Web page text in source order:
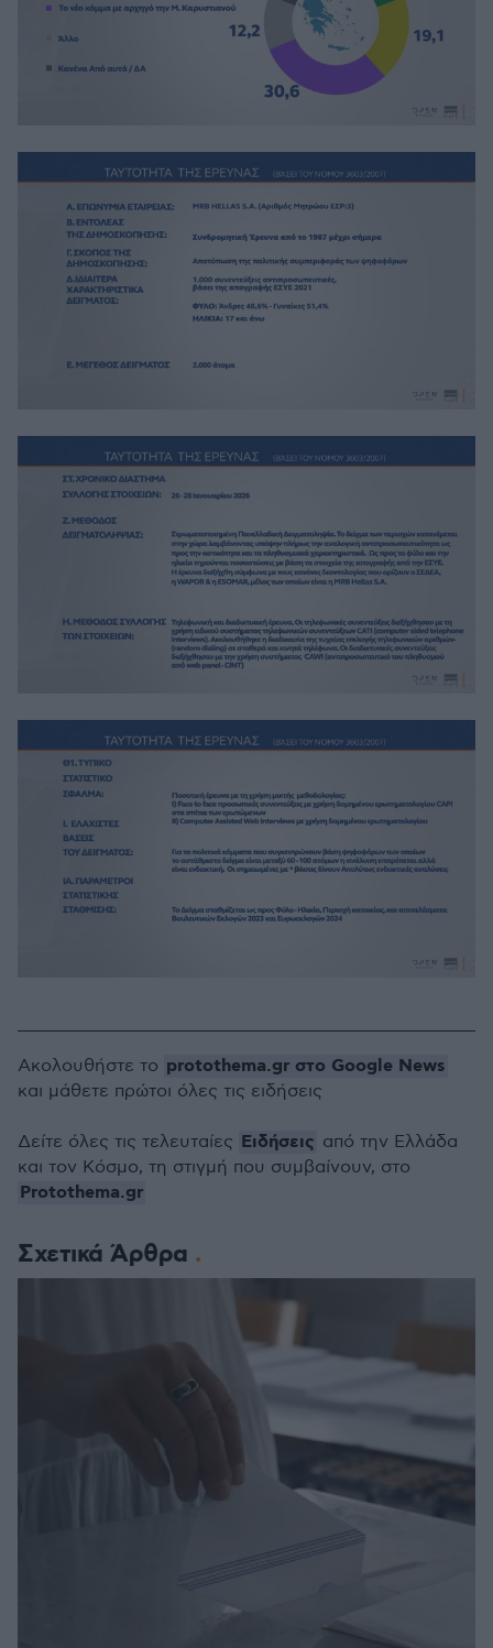
Σχετικά Άρθρα
Ακολουθήστε το protothema.gr στο Google News
και μάθετε πρώτοι όλες τις ειδήσεις
Δείτε όλες τις τελευταίες Ειδήσεις από την Ελλάδα
και τον Κόσμο, τη στιγμή που συμβαίνουν, στο
Protothema.gr